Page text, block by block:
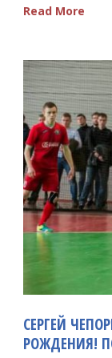
Read More
СЕРГЕЙ
РОЖДЕНИЯ!